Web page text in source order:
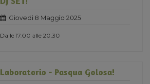
Giovedi 8 Maggio 2025
Dalle 17.00 alle 20.30
Laboratorio - Pasqua Golosa!